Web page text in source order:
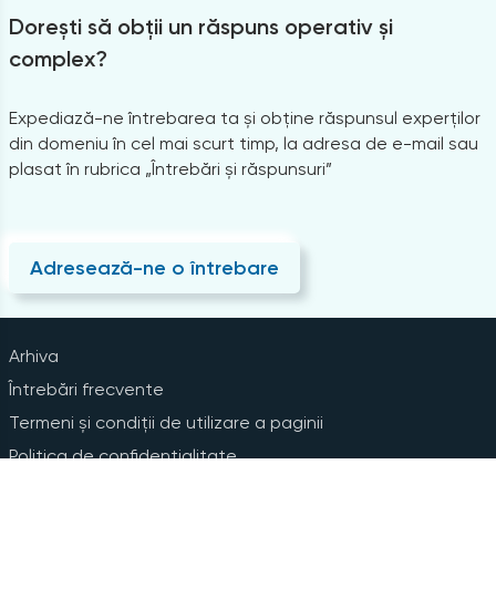
Dorești să obții un răspuns operativ și
complex?
Expediază-ne întrebarea ta și obține răspunsul experților
din domeniu în cel mai scurt timp, la adresa de e-mail sau
plasat în rubrica „Întrebări și răspunsuri”
Adresează-ne o întrebare
Arhiva
Întrebări frecvente
Termeni și condiții de utilizare a paginii
Politica de confidențialitate